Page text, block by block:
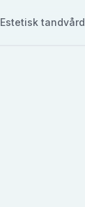
Estetisk tandvård